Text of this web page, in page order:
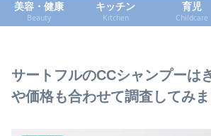
美容・健康
Beauty
キッチン
Kitchen
育児
Childcare
サートフルのCCシャンプーは
や価格も合わせて調査してみ